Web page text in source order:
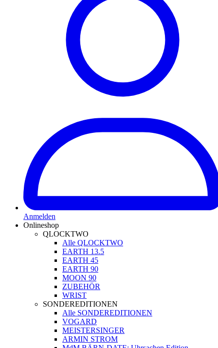
Anmelden
Onlineshop
QLOCKTWO
Alle QLOCKTWO
EARTH 13.5
EARTH 45
EARTH 90
MOON 90
ZUBEHÖR
WRIST
SONDEREDITIONEN
Alle SONDEREDITIONEN
VOGARD
MEISTERSINGER
ARMIN STROM